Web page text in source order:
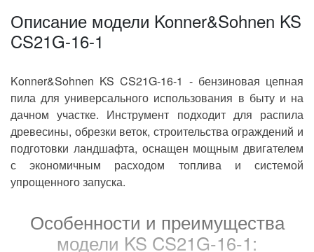
Охлаждение
воздушное охлаждение
особенности
Конструкция средние
Особенности
инерционный тормоз цепи
праймер (подкачка
топлива)
режущая оснастка Oregon
Плавный пуск
есть
Описание модели Konner&Sohnen KS
CS21G-16-1
Konner&Sohnen KS CS21G-16-1 - бензиновая цепная
пила для универсального использования в быту и на
дачном участке. Инструмент подходит для распила
древесины, обрезки веток, строительства ограждений и
подготовки ландшафта, оснащен мощным двигателем
с экономичным расходом топлива и системой
упрощенного запуска.
Особенности и преимущества
модели KS CS21G-16-1: